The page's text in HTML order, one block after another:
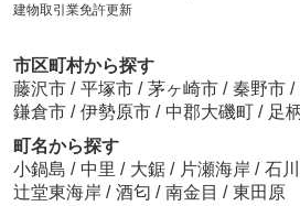
建物取引業免許更新
市区町村から探す
藤沢市 / 平塚市 / 茅ヶ崎市 / 秦野市 /
鎌倉市 / 伊勢原市 / 中郡大磯町 / 足
町名から探す
小鍋島 / 中里 / 大鋸 / 片瀬海岸 / 石川
辻堂東海岸 / 酒匂 / 南金目 / 東田原